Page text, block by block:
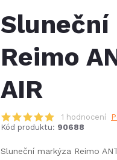
Reimo
AIR
1 hodnocení
Kód produktu: 90688
Sluneční markýza Reimo